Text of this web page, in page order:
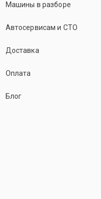
Машины в разборе
Автосервисам и СТО
Доставка
Оплата
Блог